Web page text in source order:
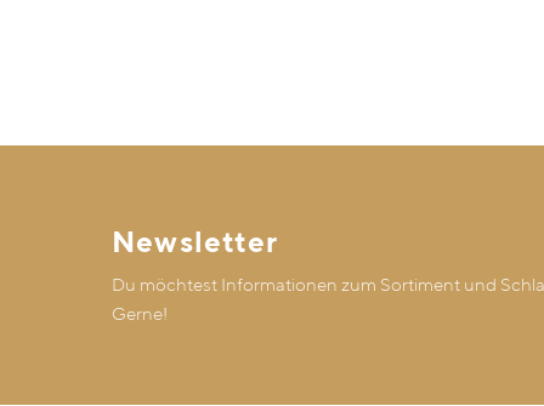
Newsletter
Du möchtest Informationen zum Sortiment und
Gerne!